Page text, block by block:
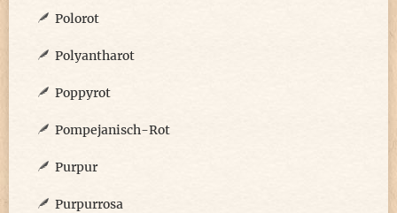
Polorot
Polyantharot
Poppyrot
Pompejanisch-Rot
Purpur
Purpurrosa